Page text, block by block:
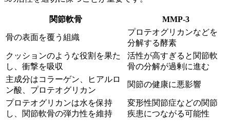
関節軟骨 MMP-3
骨の表面を覆う組織
プロテオグリカンなどを
分解する酵素
クッションのような役割を果た
し、衝撃を吸収
活性が高すぎると関節軟
骨の分解が過剰に進む
主成分はコラーゲン、ヒアルロ
ン酸、プロテオグリカン
関節の健康に悪影響
プロテオグリカンは水を保持
し、関節軟骨の弾力性を維持
変形性関節症などの関節
疾患につながる可能性